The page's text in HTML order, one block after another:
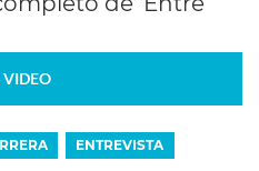
VIDEO
ENTREVISTA